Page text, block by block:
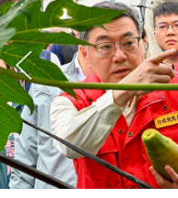
G
o
T
o
C
e
n
t
e
r
b
l